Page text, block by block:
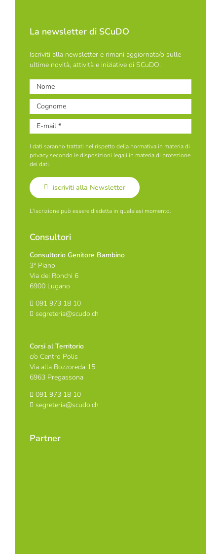
La newsletter di SCuDO
Iscriviti alla newsletter e rimani aggiornata/o sulle
ultime novità, attività e iniziative di SCuDO.
I dati saranno trattati nel rispetto della normativa in materia di
privacy secondo le disposizioni legali in materia di protezione
dei dati.
iscriviti alla Newsletter
L'iscrizione può essere disdetta in qualsiasi momento.
Consultori
Consultorio Genitore Bambino
3° Piano
Via dei Ronchi 6
6900 Lugano
091 973 18 10
segreteria@scudo.ch
Corsi al Territorio
c/o Centro Polis
Via alla Bozzoreda 15
6963 Pregassona
091 973 18 10
segreteria@scudo.ch
Partner